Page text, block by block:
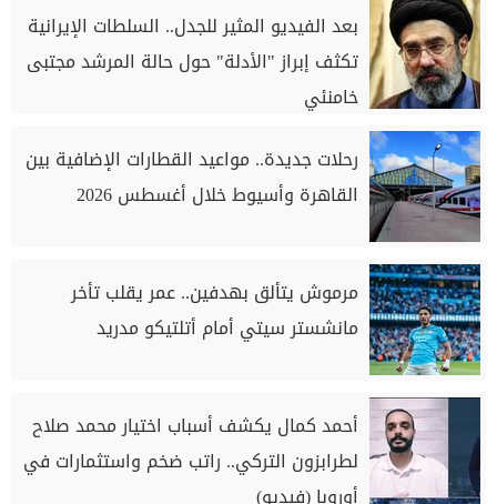
بعد الفيديو المثير للجدل.. السلطات الإيرانية
تكثف إبراز "الأدلة" حول حالة المرشد مجتبى
خامنئي
رحلات جديدة.. مواعيد القطارات الإضافية بين
القاهرة وأسيوط خلال أغسطس 2026
مرموش يتألق بهدفين.. عمر يقلب تأخر
مانشستر سيتي أمام أتلتيكو مدريد
أحمد كمال يكشف أسباب اختيار محمد صلاح
لطرابزون التركي.. راتب ضخم واستثمارات في
أوروبا (فيديو)